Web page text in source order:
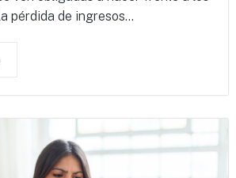
pérdida de ingresos...